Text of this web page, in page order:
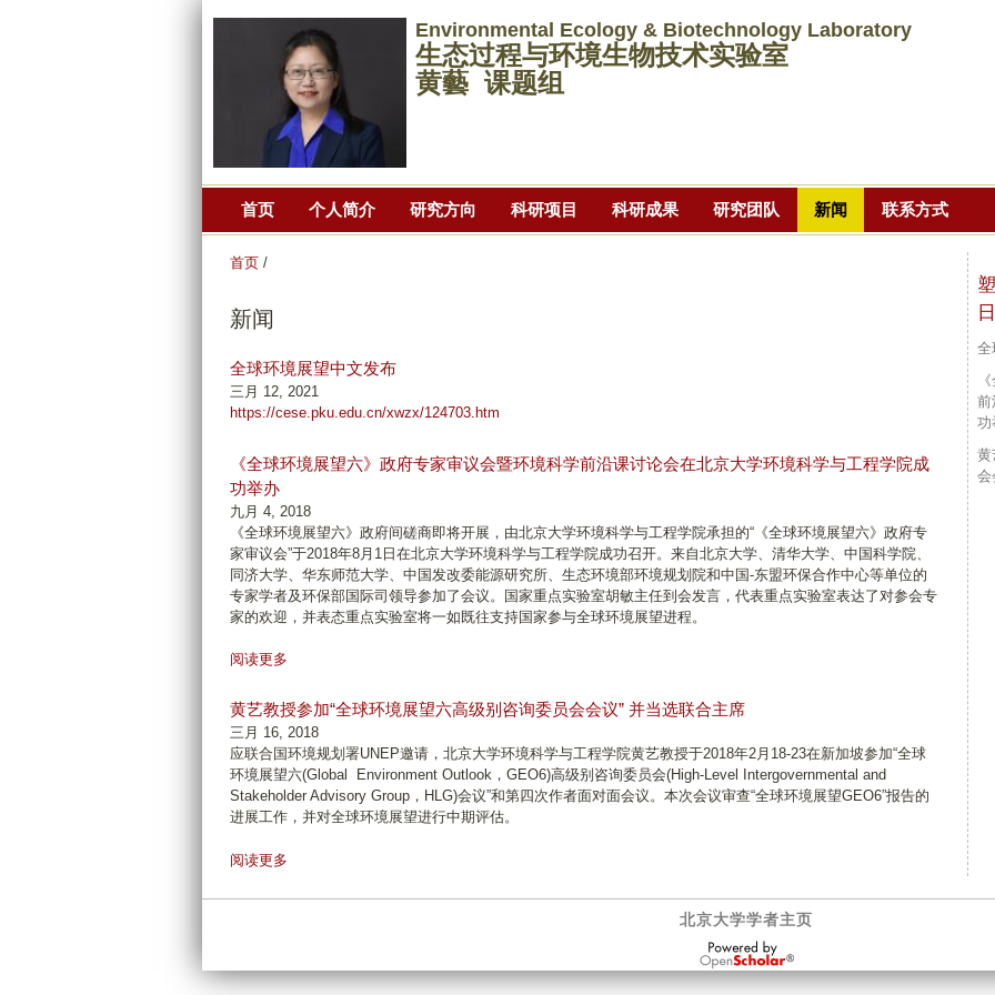
转
到
主
要
Environmental Ecology & Biotechnology Laboratory
生态过程与环境生物技术实验室
黄藝 课题组
首页 个人简介 研究方向 科研项目 科研成果 研究团队 新闻 联系方式
首页 /
新闻
全球环境展望中文发布
三月 12, 2021
https://cese.pku.edu.cn/xwzx/124703.htm
《全球环境展望六》政府专家审议会暨环境科学前沿课讨论会在北京大学环境科学与工程学院成
功举办
九月 4, 2018
《全球环境展望六》政府间磋商即将开展，由北京大学环境科学与工程学院承担的“《全球环境展望六》政府专
家审议会”于2018年8月1日在北京大学环境科学与工程学院成功召开。 来自北京大学、清华大学、中国科学院、
同济大学、华东师范大学、中国发改委能源研究所、生态环境部环境规划院和中国-东盟环保合作中心等单位的
专家学者及环保部国际司领导参加了会议。国家重点实验室胡敏主任到会发言，代表重点实验室表达了对参会专
家的欢迎，并表态重点实验室将一如既往支持国家参与全球环境展望进程。
阅读更多
《
全
球
环
境
展
望
审
黄艺教授参加“全球环境展望六高级别咨询委员会会议” 并当选联合主席
三月 16, 2018
应联合国环境规划署UNEP邀请，北京大学环境科学与工程学院黄艺教授于2018年2月18-23在新加坡参加“全球
环境展望六(Global Environment Outlook，GEO6)高级别咨询委员会(High-Level Intergovernmental and
Stakeholder Advisory Group，HLG)会议”和第四次作者面对面会议。本次会议审查“全球环境展望GEO6”报告的
进展工作，并对全球环境展望进行中期评估。
阅读更多
黄
参
全
前
功
黄
会
北京大学学者主页
OpenScholar